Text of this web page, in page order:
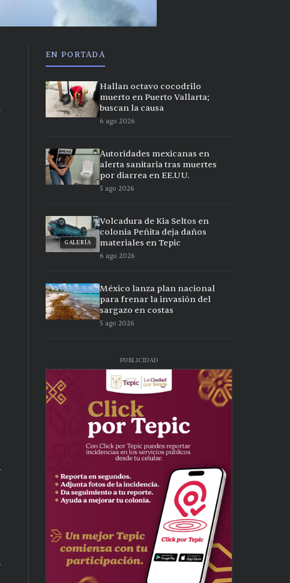
EN PORTADA
Hallan octavo cocodrilo
muerto en Puerto Vallarta;
buscan la causa
6 ago 2026
Autoridades mexicanas en
alerta sanitaria tras muertes
por diarrea en EE.UU.
5 ago 2026
GALERÍA
Volcadura de Kia Seltos en
colonia Peñita deja daños
materiales en Tepic
6 ago 2026
México lanza plan nacional
para frenar la invasión del
sargazo en costas
5 ago 2026
PUBLICIDAD